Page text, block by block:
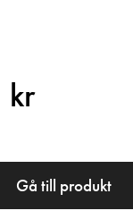
kr
Gå till produkt